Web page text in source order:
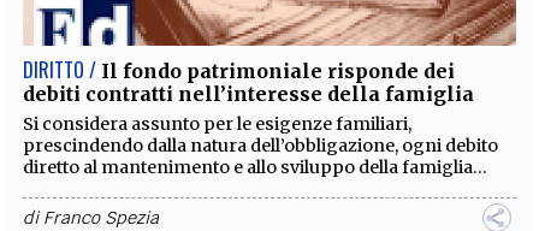
DIRITTO / Il fondo patrimoniale risponde dei
debiti contratti nell’interesse della famiglia
Si considera assunto per le esigenze familiari,
prescindendo dalla natura dell’obbligazione, ogni debito
diretto al mantenimento e allo sviluppo della famiglia...
diFranco Spezia